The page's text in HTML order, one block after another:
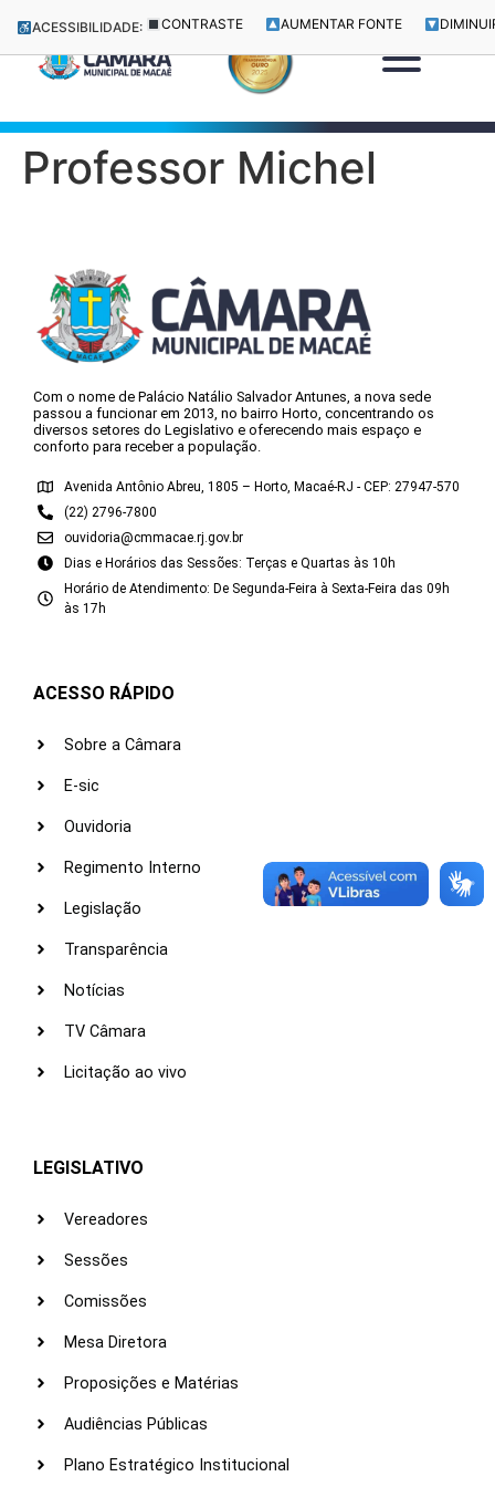
ACESSIBILIDADE: CONTRASTE AUMENTAR FONTE
Professor Michel
Com o nome de Palácio Natálio Salvador Antunes, a nova sede
passou a funcionar em 2013, no bairro Horto, concentrando os
diversos setores do Legislativo e oferecendo mais espaço e
conforto para receber a população.
Avenida Antônio Abreu, 1805 – Horto, Macaé-RJ - CEP: 27947-570
(22) 2796-7800
ouvidoria@cmmacae.rj.gov.br
Dias e Horários das Sessões: Terças e Quartas às 10h
Horário de Atendimento: De Segunda-Feira à Sexta-Feira das 09h
às 17h
ACESSO RÁPIDO
Sobre a Câmara
E-sic
Ouvidoria
Regimento Interno
Legislação
Transparência
Notícias
TV Câmara
Licitação ao vivo
LEGISLATIVO
Vereadores
Sessões
Comissões
Mesa Diretora
Proposições e Matérias
Audiências Públicas
Plano Estratégico Institucional